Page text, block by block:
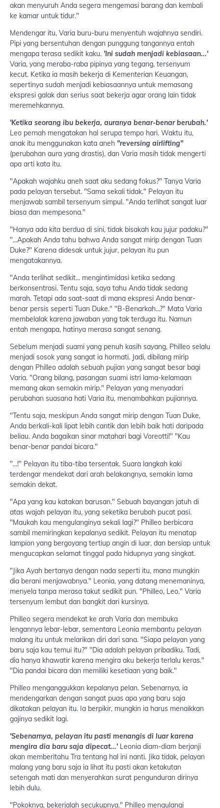
akan menyuruh Anda segera mengemasi barang dan kembali
ke kamar untuk tidur."
Mendengar itu, Varia buru-buru menyentuh wajahnya sendiri.
Pipi yang bersentuhan dengan punggung tangannya entah
mengapa terasa sedikit kaku. 'Ini sudah menjadi kebiasaan...'
Varia, yang meraba-raba pipinya yang tegang, tersenyum
kecut. Ketika ia masih bekerja di Kementerian Keuangan,
sepertinya sudah menjadi kebiasaannya untuk memasang
ekspresi galak dan serius saat bekerja agar orang lain tidak
meremehkannya.
'Ketika seorang ibu bekerja, auranya benar-benar berubah.'
Leo pernah mengatakan hal serupa tempo hari. Waktu itu,
anak itu menggunakan kata aneh "reversing airlifting"
(perubahan aura yang drastis), dan Varia masih tidak mengerti
apa arti kata itu.
"Apakah wajahku aneh saat aku sedang fokus?" Tanya Varia
pada pelayan tersebut. "Sama sekali tidak." Pelayan itu
menjawab sambil tersenyum simpul. "Anda terlihat sangat luar
biasa dan mempesona."
"Hanya ada kita berdua di sini, tidak bisakah kau jujur padaku?"
"...Apakah Anda tahu bahwa Anda sangat mirip dengan Tuan
Duke?" Karena didesak untuk jujur, pelayan itu pun
mengatakannya.
"Anda terlihat sedikit... mengintimidasi ketika sedang
berkonsentrasi. Tentu saja, saya tahu Anda tidak sedang
marah. Tetapi ada saat-saat di mana ekspresi Anda benar-
benar persis seperti Tuan Duke." "B-Benarkah...?" Mata Varia
membelalak karena jawaban yang tak terduga itu. Namun
entah mengapa, hatinya merasa sangat senang.
Sebelum menjadi suami yang penuh kasih sayang, Philleo selalu
menjadi sosok yang sangat ia hormati. Jadi, dibilang mirip
dengan Philleo adalah sebuah pujian yang sangat besar bagi
Varia. "Orang bilang, pasangan suami istri lama-kelamaan
memang akan semakin mirip." Pelayan yang menyadari
perubahan suasana hati Varia itu, menambahkan pujiannya.
"Tentu saja, meskipun Anda sangat mirip dengan Tuan Duke,
Anda berkali-kali lipat lebih cantik dan lebih baik hati daripada
beliau. Anda bagaikan sinar matahari bagi Voreotti!" "Kau
benar-benar pandai bicara."
"...!" Pelayan itu tiba-tiba tersentak. Suara langkah kaki
terdengar mendekat dari arah belakangnya, semakin lama
semakin dekat.
"Apa yang kau katakan barusan." Sebuah bayangan jatuh di
atas wajah pelayan itu, yang seketika berubah pucat pasi.
"Maukah kau mengulanginya sekali lagi?" Philleo berbicara
sambil memiringkan kepalanya sedikit. Pelayan itu menatap
lampion yang bergoyang tertiup angin di luar, dan bersiap untuk
mengucapkan selamat tinggal pada hidupnya yang singkat.
"Jika Ayah bertanya dengan nada seperti itu, mana mungkin
dia berani menjawabnya." Leonia, yang datang menemaninya,
menyela tanpa merasa takut sedikit pun. "Philleo, Leo." Varia
tersenyum lembut dan bangkit dari kursinya.
Philleo segera mendekat ke arah Varia dan membuka
lengannya lebar-lebar, sementara Leonia membantu pelayan
malang itu untuk melarikan diri dari sana. "Siapa pelayan yang
baru saja kau temui itu?" "Dia adalah pelayan pribadiku. Tadi,
dia hanya khawatir karena mengira aku bekerja terlalu keras."
"Dia pandai bicara dan memiliki kesetiaan yang baik."
Philleo menganggukkan kepalanya pelan. Sebenarnya, ia
mendengarkan dengan sangat puas apa yang baru saja
dikatakan pelayan itu. Ia berpikir, mungkin ia harus menaikkan
gajinya sedikit lagi.
'Sebenarnya, pelayan itu pasti menangis di luar karena
mengira dia baru saja dipecat...'Leonia diam-diam berjanji
akan memberitahu Tra tentang hal ini nanti. Jika tidak, pelayan
malang yang baru saja ia lihat itu pasti akan ketakutan
setengah mati dan menyerahkan surat pengunduran dirinya
lebih dulu.
"Pokoknya, bekerjalah secukupnya." Philleo mengulangi